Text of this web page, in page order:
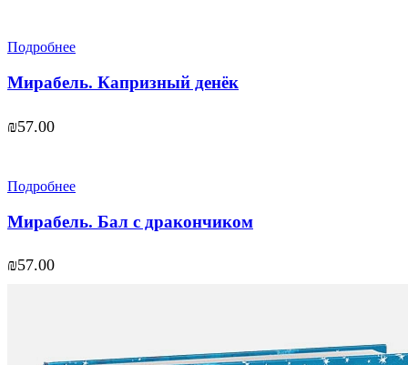
Подробнее
Мирабель. Капризный денёк
₪57.00
Подробнее
Мирабель. Бал с дракончиком
₪57.00